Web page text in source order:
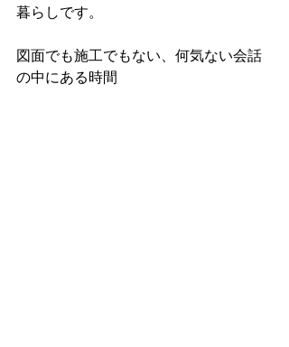
暮らしです。
図面でも施工でもない、何気ない会話
の中にある時間